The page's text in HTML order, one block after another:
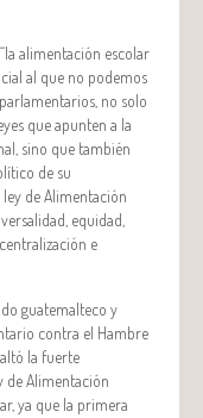
alimentación escolar
al que no podemos
no solo
que apunten a la
sino que también
de su
de Alimentación
equidad,
e
guatemalteco y
contra el Hambre
la fuerte
de Alimentación
ya que la primera